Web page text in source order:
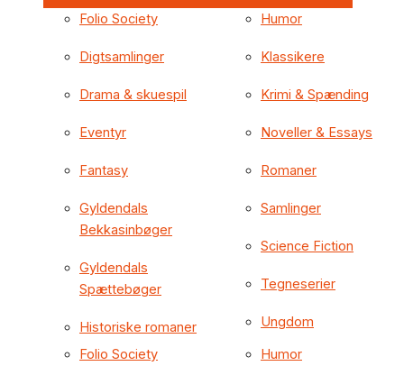
Folio Society
Digtsamlinger
Drama & skuespil
Eventyr
Fantasy
Gyldendals
Bekkasinbøger
Gyldendals
Spættebøger
Historiske romaner
Humor
Klassikere
Krimi & Spænding
Noveller & Essays
Romaner
Samlinger
Science Fiction
Tegneserier
Ungdom
Folio Society
Humor